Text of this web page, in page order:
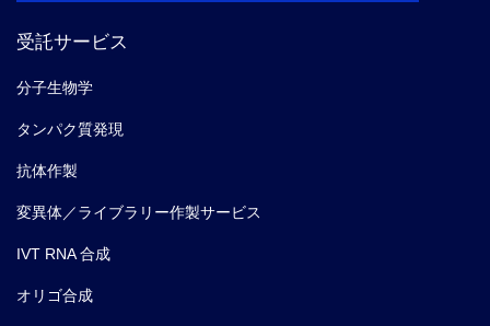
受託サービス
分子生物学
タンパク質発現
抗体作製
変異体／ライブラリー作製サービス
IVT RNA 合成
オリゴ合成